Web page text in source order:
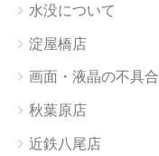
水没について
淀屋橋店
画面・液晶の不具合
秋葉原店
近鉄八尾店